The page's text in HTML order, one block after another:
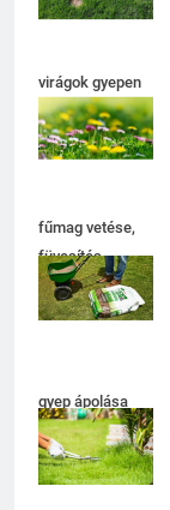
virágok gyepen
fűmag vetése,
füvesítés
gyep ápolása